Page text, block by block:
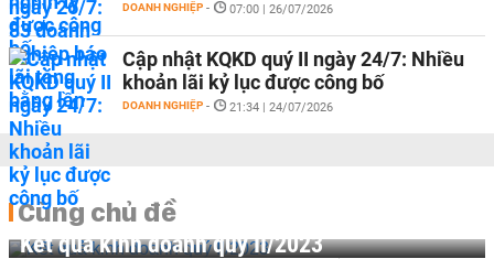
DOANH NGHIỆP - 07:00 | 26/07/2026
Cập nhật KQKD quý II ngày 24/7: Nhiều
khoản lãi kỷ lục được công bố
DOANH NGHIỆP - 21:34 | 24/07/2026
Cùng chủ đề
Kết quả kinh doanh quý II/2023